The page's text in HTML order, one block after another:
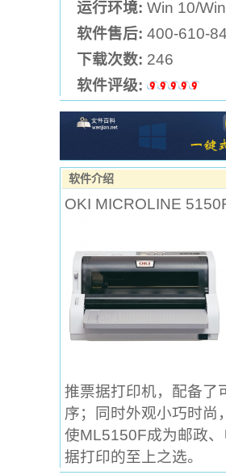
运行环境: Win 10/
软件售后: 400-610-
下载次数: 246
软件评级:
软件介绍
OKI MICROLINE
推票据打印机，配备了
序；同时外观小巧时尚
使ML5150F成为邮政
据打印的至上之选。